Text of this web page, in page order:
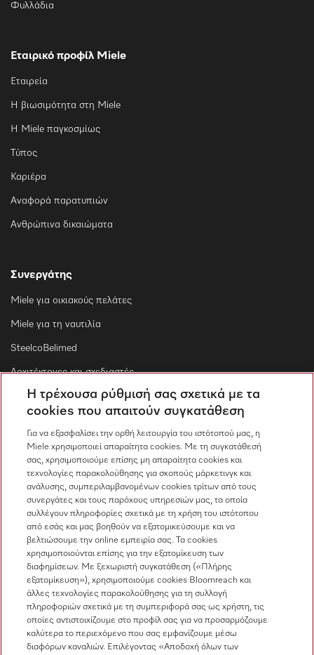
Φυλλάδια
Εταιρικό προφίλ Miele
Εταιρεία
Η βιωσιμότητα στη Miele
Η Miele παγκοσμίως
Τύπος
Καριέρα
Αναφορά παρατυπιών
Ανθρώπινα δικαιώματα
Συνεργάτης
Miele για οικιακούς πελάτες
Miele για τη ναυτιλία
SteelcoBelimed
Αρχιτέκτονες και σχεδιαστές
Για εμπορικούς συνεργάτες
Επικοινωνία
Επισκόπηση επικοινωνίας
210 6794444
Εξυπηρέτηση πελατών
210 6794444
Η τρέχουσα ρύθμισή σας σχετικά με τα
cookies που απαιτούν συγκατάθεση
Για να εξασφαλίσει την ορθή λειτουργία του ιστότοπού μας, η
Miele χρησιμοποιεί απαραίτητα cookies. Με τη συγκατάθεσή
σας, χρησιμοποιούμε επίσης μη απαραίτητα cookies και
τεχνολογίες παρακολούθησης για σκοπούς μάρκετινγκ και
ανάλυσης, συμπεριλαμβανομένων cookies τρίτων από τους
συνεργάτες και τους παρόχους υπηρεσιών μας, τα οποία
συλλέγουν πληροφορίες σχετικά με τη χρήση του ιστότοπου
από εσάς και μας βοηθούν να εξατομικεύσουμε και να
βελτιώσουμε την online εμπειρία σας. Τα cookies
χρησιμοποιούνται επίσης για την εξατομίκευση των
διαφημίσεων. Με ξεχωριστή συγκατάθεση («Πλήρης
εξατομίκευση»), χρησιμοποιούμε cookies Bloomreach και
άλλες τεχνολογίες παρακολούθησης για τη συλλογή
πληροφοριών σχετικά με τη συμπεριφορά σας ως χρήστη, τις
οποίες αντιστοιχίζουμε στο προφίλ σας για να προσαρμόζουμε
καλύτερα το περιεχόμενο που σας εμφανίζουμε μέσω
διαφόρων καναλιών. Επιλέγοντας «Αποδοχή όλων των